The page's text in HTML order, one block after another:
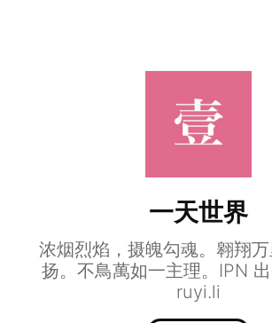
一天世界
浓烟烈焰，摄魄勾魂。翱翔
扬。不鳥萬如一主理。IPN
ruyi.li